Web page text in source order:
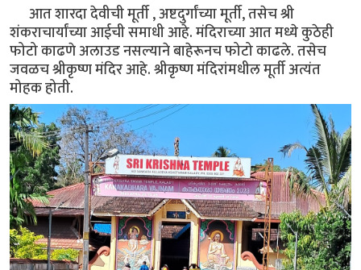
आत शारदा देवीची मूर्ती , अष्टदुर्गांच्या मूर्ती, तसेच श्री
शंकराचार्यांच्या आईची समाधी आहे. मंदिराच्या आत मध्ये कुठेही
फोटो काढणे अलाउड नसल्याने बाहेरूनच फोटो काढले. तसेच
जवळच श्रीकृष्ण मंदिर आहे. श्रीकृष्ण मंदिरांमधील मूर्ती अत्यंत
मोहक होती.